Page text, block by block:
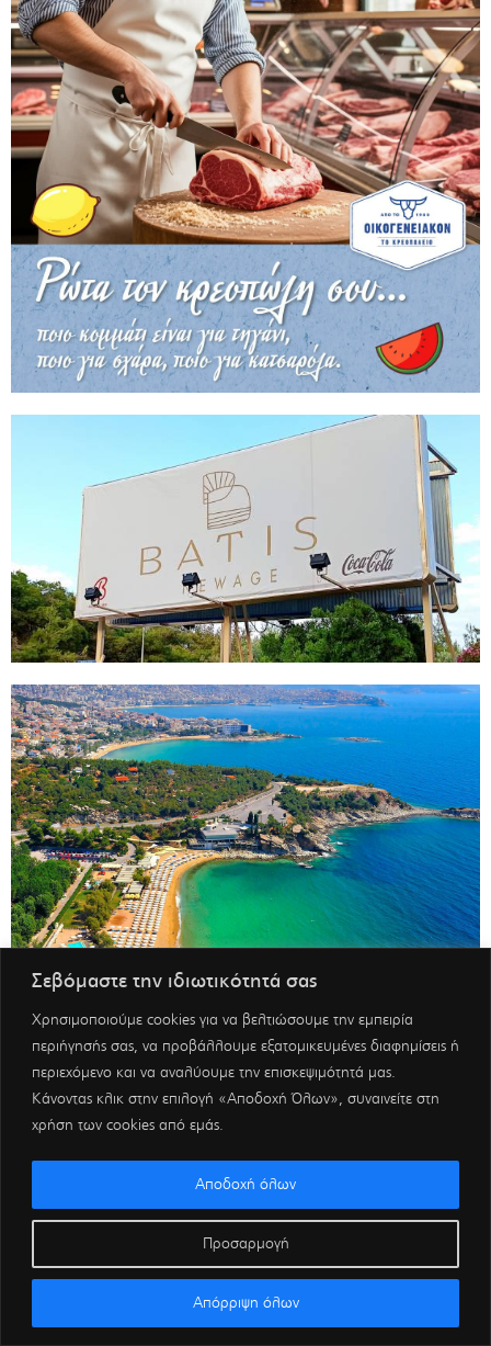
Σεβόμαστε την ιδιωτικότητά σας
Χρησιμοποιούμε cookies για να βελτιώσουμε την εμπειρία
περιήγησής σας, να προβάλλουμε εξατομικευμένες διαφημίσεις ή
περιεχόμενο και να αναλύουμε την επισκεψιμότητά μας.
Κάνοντας κλικ στην επιλογή «Αποδοχή Όλων», συναινείτε στη
χρήση των cookies από εμάς.
Προσαρμογή
Απόρριψη όλων
Αποδοχή όλων